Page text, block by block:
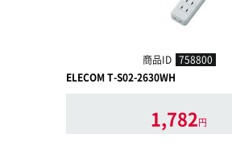
商品ID 758800
ELECOM T-S02-2630WH
1,782円